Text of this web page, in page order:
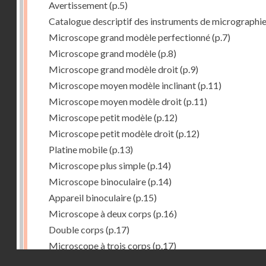
Avertissement(p.5)
Catalogue descriptif des instruments de micrographie
Microscope grand modèle perfectionné(p.7)
Microscope grand modèle(p.8)
Microscope grand modèle droit(p.9)
Microscope moyen modèle inclinant(p.11)
Microscope moyen modèle droit(p.11)
Microscope petit modèle(p.12)
Microscope petit modèle droit(p.12)
Platine mobile(p.13)
Microscope plus simple(p.14)
Microscope binoculaire(p.14)
Appareil binoculaire(p.15)
Microscope à deux corps (p.16)
Double corps (p.17)
Microscope à trois corps (p.17)